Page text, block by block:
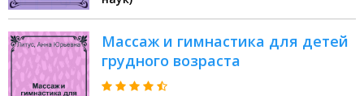
среднего профессионального
образования по специальности
31.02.02 Акушерское дело
Массаж и гимнастика для детей
грудного возраста